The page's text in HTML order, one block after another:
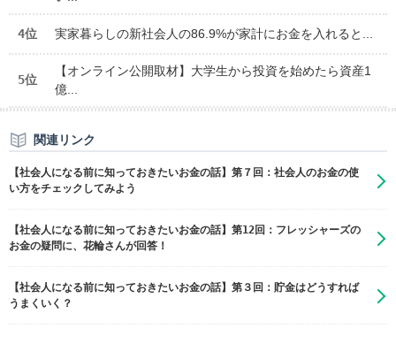
4位 実家暮らしの新社会人の86.9%が家計にお金を入れると...
5位
【オンライン公開取材】大学生から投資を始めたら資産1
億...
関連リンク
【社会人になる前に知っておきたいお金の話】第７回：社会人のお金の使
い方をチェックしてみよう
【社会人になる前に知っておきたいお金の話】第12回：フレッシャーズの
お金の疑問に、花輪さんが回答！
【社会人になる前に知っておきたいお金の話】第３回：貯金はどうすれば
うまくいく？